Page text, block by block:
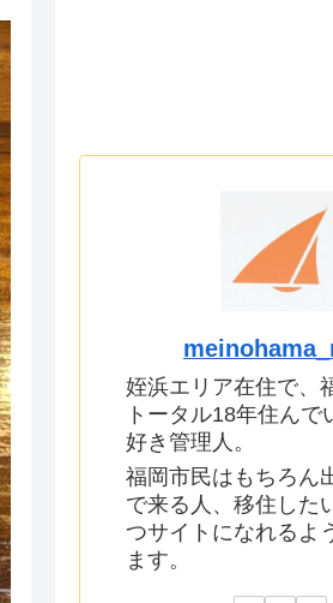
姪浜エリア在住で、
トータル18年住んで
好き管理人。
福岡市民はもちろん
で来る人、移住した
つサイトになれるよ
ます。